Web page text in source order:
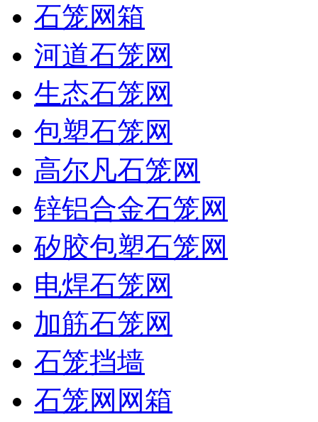
石笼网箱
河道石笼网
生态石笼网
包塑石笼网
高尔凡石笼网
锌铝合金石笼网
矽胶包塑石笼网
电焊石笼网
加筋石笼网
石笼挡墙
石笼网网箱